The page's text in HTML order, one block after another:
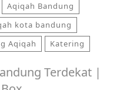
Aqiqah Bandung
kota bandung
Aqiqah Katering
Terdekat |